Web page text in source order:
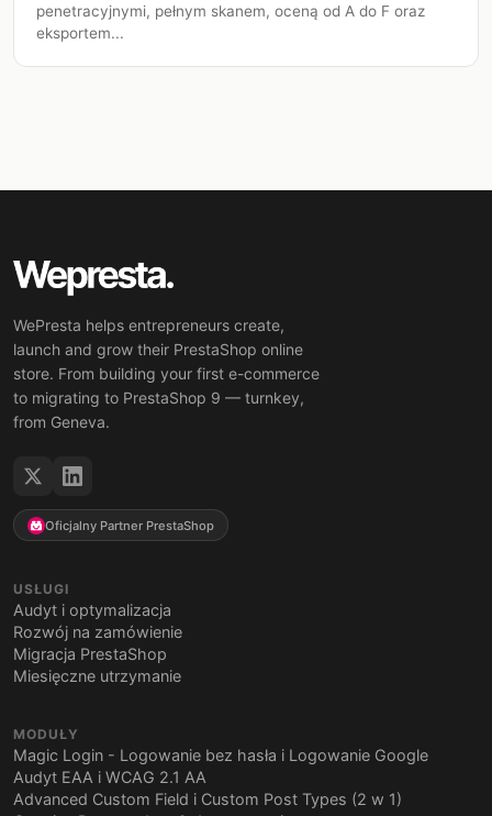
penetracyjnymi, pełnym skanem, oceną od A do F oraz
eksportem...
WePresta helps entrepreneurs create,
launch and grow their PrestaShop online
store. From building your first e-commerce
to migrating to PrestaShop 9 — turnkey,
from Geneva.
Oficjalny Partner PrestaShop
USŁUGI
Audyt i optymalizacja
Rozwój na zamówienie
Migracja PrestaShop
Miesięczne utrzymanie
MODUŁY
Magic Login - Logowanie bez hasła i Logowanie Google
Audyt EAA i WCAG 2.1 AA
Advanced Custom Field i Custom Post Types (2 w 1)